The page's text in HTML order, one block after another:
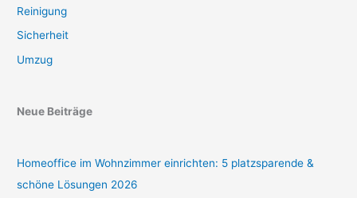
Reinigung
Sicherheit
Umzug
Neue Beiträge
Homeoffice im Wohnzimmer einrichten: 5 platzsparende &
schöne Lösungen 2026